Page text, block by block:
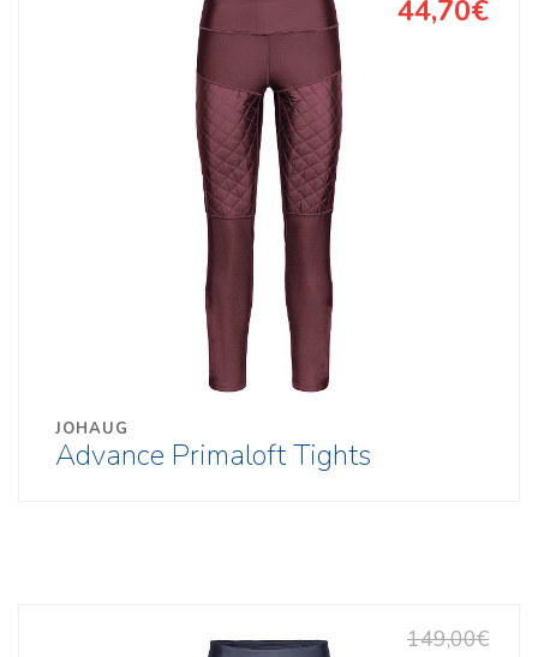
JOHAUG
Advance Primaloft Tights
44,70€
149,00€